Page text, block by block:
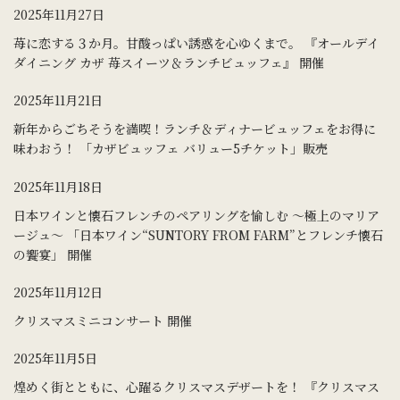
2025年11月27日
苺に恋する３か月。甘酸っぱい誘惑を心ゆくまで。 『オールデイ
ダイニング カザ 苺スイーツ＆ランチビュッフェ』 開催
2025年11月21日
新年からごちそうを満喫！ランチ＆ディナービュッフェをお得に
味わおう！ 「カザビュッフェ バリュー5チケット」販売
2025年11月18日
日本ワインと懐石フレンチのペアリングを愉しむ ～極上のマリア
ージュ～ 「日本ワイン“SUNTORY FROM FARM”とフレンチ懐石
の饗宴」 開催
2025年11月12日
クリスマスミニコンサート 開催
2025年11月5日
煌めく街とともに、心躍るクリスマスデザートを！ 『クリスマス